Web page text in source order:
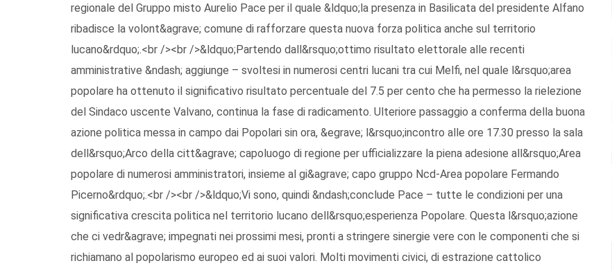
regionale del Gruppo misto Aurelio Pace per il quale &ldquo;la presenza in Basilicata del presidente Alfano
ribadisce la volont&agrave; comune di rafforzare questa nuova forza politica anche sul territorio
lucano&rdquo;.<br /><br />&ldquo;Partendo dall&rsquo;ottimo risultato elettorale alle recenti
amministrative &ndash; aggiunge – svoltesi in numerosi centri lucani tra cui Melfi, nel quale l&rsquo;area
popolare ha ottenuto il significativo risultato percentuale del 7.5 per cento che ha permesso la rielezione
del Sindaco uscente Valvano, continua la fase di radicamento. Ulteriore passaggio a conferma della buona
azione politica messa in campo dai Popolari sin ora, &egrave; l&rsquo;incontro alle ore 17.30 presso la sala
dell&rsquo;Arco della citt&agrave; capoluogo di regione per ufficializzare la piena adesione all&rsquo;Area
popolare di numerosi amministratori, insieme al gi&agrave; capo gruppo Ncd-Area popolare Fermando
Picerno&rdquo;.<br /><br />&ldquo;Vi sono, quindi &ndash;conclude Pace – tutte le condizioni per una
significativa crescita politica nel territorio lucano dell&rsquo;esperienza Popolare. Questa l&rsquo;azione
che ci vedr&agrave; impegnati nei prossimi mesi, pronti a stringere sinergie vere con le componenti che si
richiamano al popolarismo europeo ed ai suoi valori. Molti movimenti civici, di estrazione cattolico